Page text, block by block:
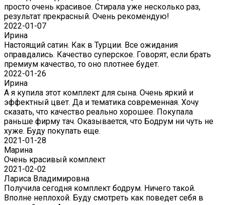
просто очень красивое. Стирала уже несколько раз,
результат прекрасный. Очень рекомендую!
2022-01-07
Ирина
Настоящий сатин. Как в Турции. Все ожидания
оправдались. Качество суперское. Говорят, если брать
премиум качество, то оно плотнее будет.
2022-01-26
Ирина
А я купила этот комплект для сына. Очень яркий и
эффектный цвет. Да и тематика современная. Хочу
сказать, что качество реально хорошее. Покупала
раньше фирму тач. Оказывается, что Бодрум ни чуть не
хуже. Буду покупать еще.
2021-01-28
Марина
Очень красивый комплект
2021-02-02
Лариса Владимировна
Получила сегодня комплект бодрум. Ничего такой.
Вполне неплохой. Буду смотреть как поведет себя в